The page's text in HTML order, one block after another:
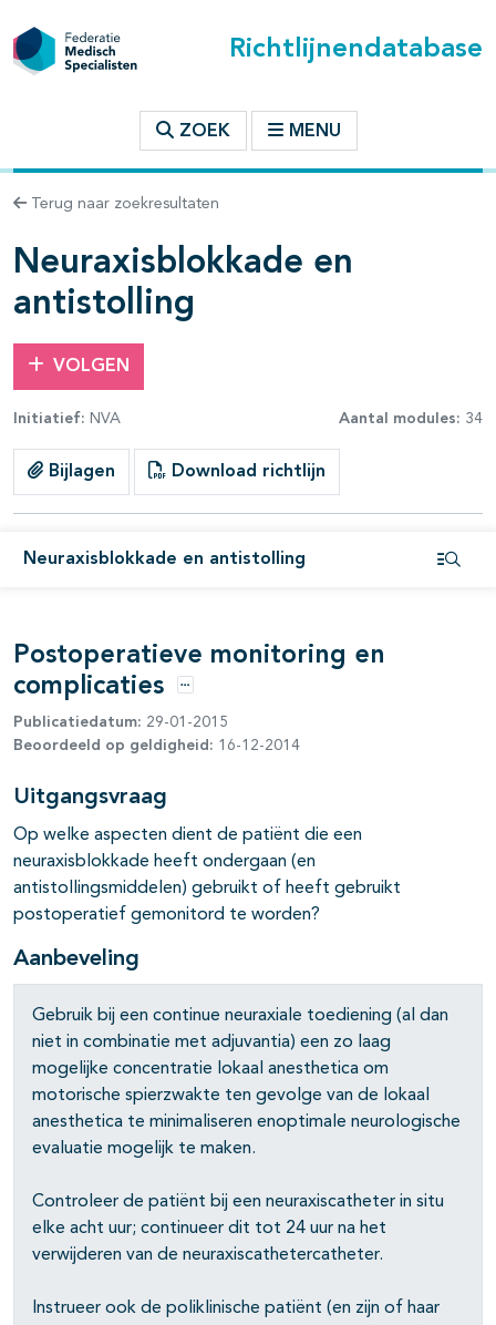
Richtlijnendatabase
ZOEK MENU
Terug naar zoekresultaten
Neuraxisblokkade en
antistolling
VOLGEN
Initiatief: NVA Aantal modules: 34
Bijlagen Download richtlijn
Neuraxisblokkade en antistolling
binnen deze richtlijn
open- en dichtklappen
open- en dichtklappen
Postoperatieve monitoring en
complicaties
Opties
Publicatiedatum: 29-01-2015
Beoordeeld op geldigheid: 16-12-2014
Uitgangsvraag
Op welke aspecten dient de patiënt die een
neuraxisblokkade heeft ondergaan (en
antistollingsmiddelen) gebruikt of heeft gebruikt
postoperatief gemonitord te worden?
Aanbeveling
Gebruik bij een continue neuraxiale toediening (al dan
niet in combinatie met adjuvantia) een zo laag
mogelijke concentratie lokaal anesthetica om
motorische spierzwakte ten gevolge van de lokaal
anesthetica te minimaliseren enoptimale neurologische
evaluatie mogelijk te maken.
Controleer de patiënt bij een neuraxiscatheter in situ
elke acht uur; continueer dit tot 24 uur na het
verwijderen van de neuraxiscathetercatheter.
Instrueer ook de poliklinische patiënt (en zijn of haar